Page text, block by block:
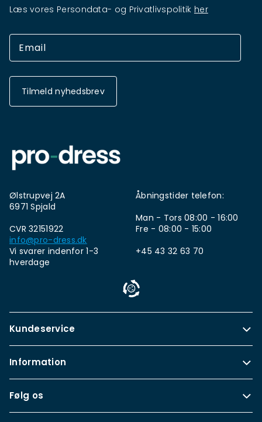
Læs vores Persondata- og Privatlivspolitik her
Tilmeld nyhedsbrev
Ølstrupvej 2A
6971 Spjald
CVR 32151922
info@pro-dress.dk
Vi svarer indenfor 1-3
hverdage
Åbningstider telefon:
Man - Tors 08:00 - 16:00
Fre - 08:00 - 15:00
+45 43 32 63 70
Kundeservice
Information
Følg os